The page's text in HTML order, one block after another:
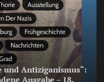
Ausstellung
Der Nazis
Frühgeschichte
Nachrichten
und Antiziganismus“:
Ausgabe – 18.